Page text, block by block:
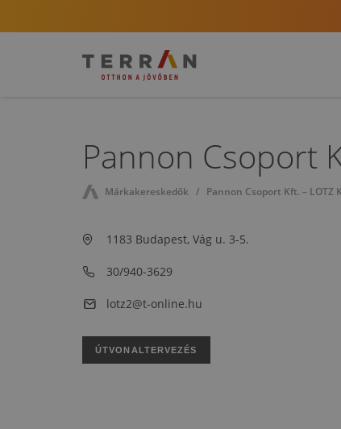
Pannon Csoport
Márkakereskedők Pannon Csoport Kft. – LOTZ
1183 Budapest, Vág u. 3-5.
30/940-3629
lotz2@t-online.hu
ÚTVONALTERVEZÉS